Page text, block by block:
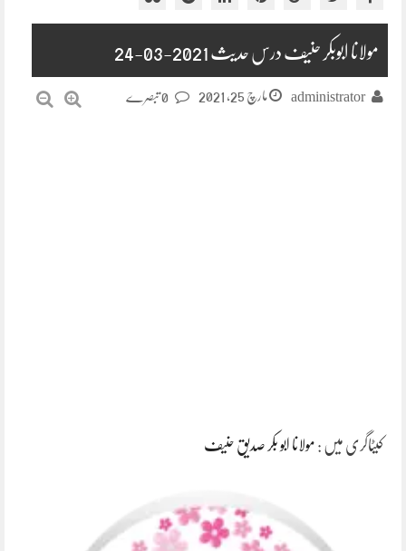
مولانا ابوبکر حنیف درس حدیث 2021-03-24
administrator مارچ 25, 2021
کیٹاگری میں : مولانا ابو بکر صدیق حنیف